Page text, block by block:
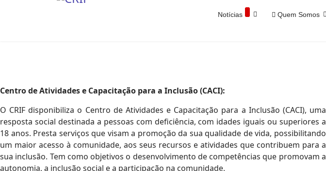
Notícias Quem Somos
Centro de Atividades e Capacitação para a Inclusão (CACI):
O CRIF disponibiliza o Centro de Atividades e Capacitação para a Inclusão (CACI), uma
resposta social destinada a pessoas com deficiência, com idades iguais ou superiores a
18 anos. Presta serviços que visam a promoção da sua qualidade de vida, possibilitando
um maior acesso à comunidade, aos seus recursos e atividades que contribuem para a
sua inclusão. Tem como objetivos o desenvolvimento de competências que promovam a
autonomia, a inclusão social e a participação na comunidade.